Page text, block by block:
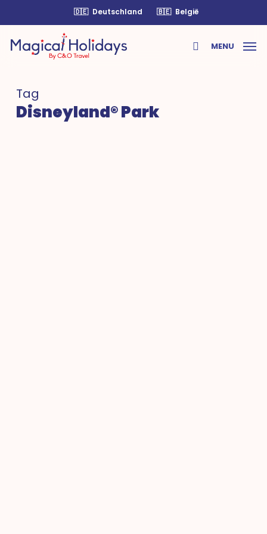
main
content
🇩🇪 Deutschland 🇧🇪 België
search
MENU
Tag
Disneyland® Park